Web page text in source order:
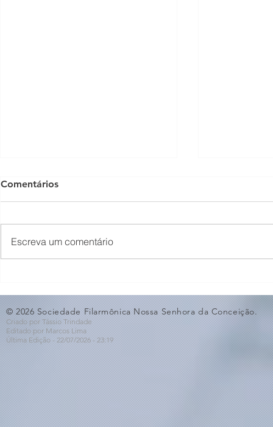
🎵🎶
ao Dia dos
Comentários
Escreva um comentário
© 2026 Sociedade Filarmônica Nossa Senhora da Conceição.
Criado por Tássio Trindade
Editado por Marcos Lima
Última Edição - 22/07/2026 - 23:19